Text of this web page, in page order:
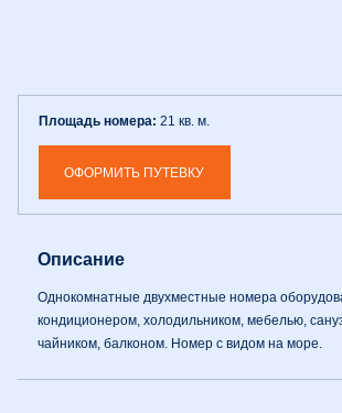
Площадь номера: 21 кв. м.
ОФОРМИТЬ ПУТЕВКУ
Описание
Однокомнатные двухместные номера
кондиционером, холодильником, мебелью,
чайником, балконом. Номер с видом на море.